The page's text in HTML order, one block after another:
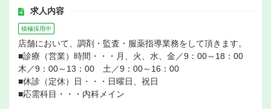
求人内容
積極採用中
店舗において、調剤・監査・服薬指導業務をして頂きます。
■診療（営業）時間・・・月、火、水、金／9：00～18：00
木／9：00～13：00 土／9：00～16：00
■休診（定休）日・・・日曜日、祝日
■応需科目・・・内科メイン